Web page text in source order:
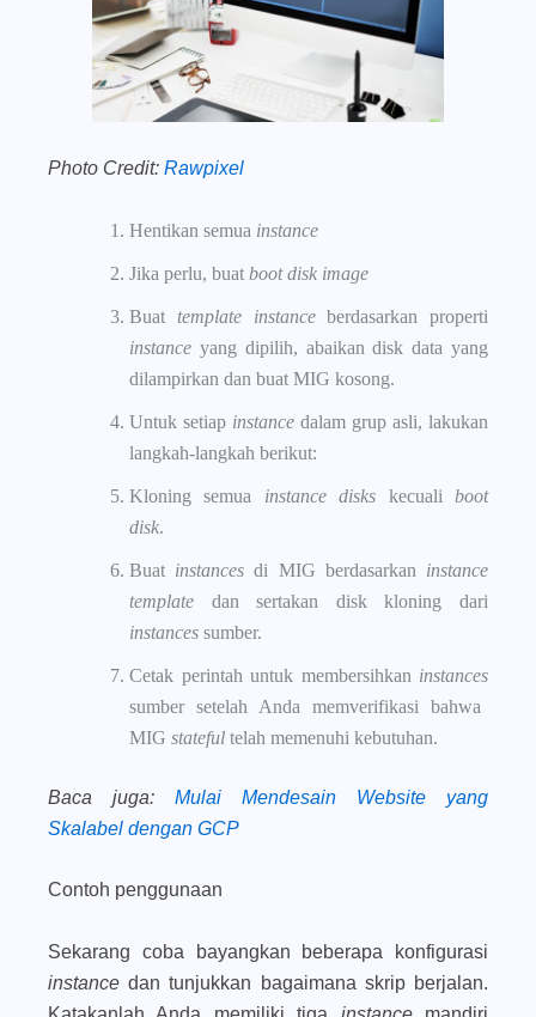
Photo Credit: Rawpixel
Hentikan semua instance
Jika perlu, buat boot disk image
Buat template instanceberdasarkan properti
instance yang dipilih, abaikan disk data yang
dilampirkan dan buat MIG kosong.
Untuk setiap instance dalam grup asli, lakukan
langkah-langkah berikut:
Kloning semua instance disks kecualiboot
disk.
Buat instances di MIG berdasarkan instance
template dan sertakan disk kloning dari
instances sumber.
Cetak perintah untuk membersihkan instances
sumber setelah Anda memverifikasi bahwa
MIG stateful telah memenuhi kebutuhan.
Baca juga:
Mulai Mendesain Website yang
Skalabel dengan GCP
Contoh penggunaan
Sekarang coba bayangkan beberapa konfigurasi
instance dan tunjukkan bagaimana skrip berjalan.